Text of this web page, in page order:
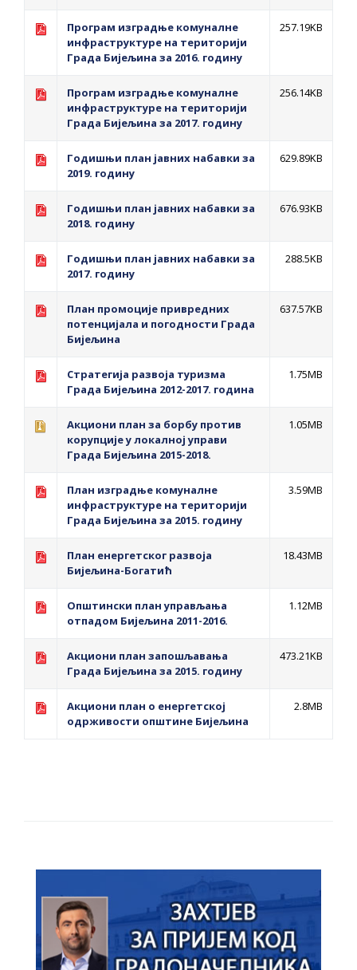
Програм изградње комуналне
инфраструктуре на територији
Града Бијељина за 2016. годину
257.19KB
Програм изградње комуналне
инфраструктуре на територији
Града Бијељина за 2017. годину
256.14KB
Годишњи план јавних набавки за
2019. годину
629.89KB
Годишњи план јавних набавки за
2018. годину
676.93KB
Годишњи план јавних набавки за
2017. годину
288.5KB
План промоције привредних
потенцијала и погодности Града
Бијељина
637.57KB
Стратегија развоја туризма
Града Бијељина 2012-2017. година
1.75MB
Акциони план за борбу против
корупције у локалној управи
Града Бијељина 2015-2018.
1.05MB
План изградње комуналне
инфраструктуре на територији
Града Бијељина за 2015. годину
3.59MB
План енергетског развоја
Бијељина-Богатић
18.43MB
Општински план управљања
отпадом Бијељина 2011-2016.
1.12MB
Акциони план запошљавања
Града Бијељина за 2015. годину
473.21KB
Акциони план о енергетској
одрживости општине Бијељина
2.8MB